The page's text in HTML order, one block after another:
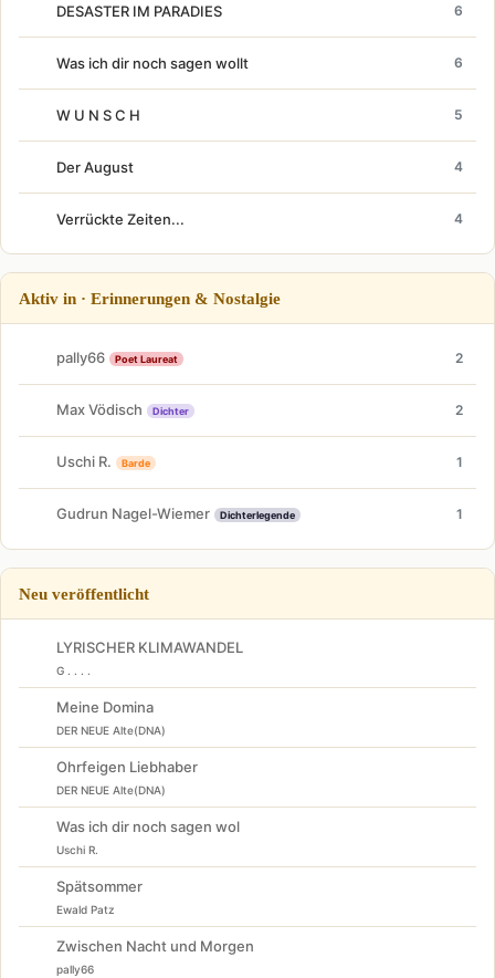
DESASTER IM PARADIES 6
Was ich dir noch sagen wollt 6
W U N S C H 5
Der August 4
Verrückte Zeiten... 4
Aktiv in · Erinnerungen & Nostalgie
pally66 Poet Laureat 2
Max Vödisch Dichter 2
Uschi R. Barde 1
Gudrun Nagel-Wiemer Dichterlegende 1
Neu veröffentlicht
LYRISCHER KLIMAWANDEL
G . . . .
Meine Domina
DER NEUE Alte(DNA)
Ohrfeigen Liebhaber
DER NEUE Alte(DNA)
Was ich dir noch sagen wol
Uschi R.
Spätsommer
Ewald Patz
Zwischen Nacht und Morgen
pally66